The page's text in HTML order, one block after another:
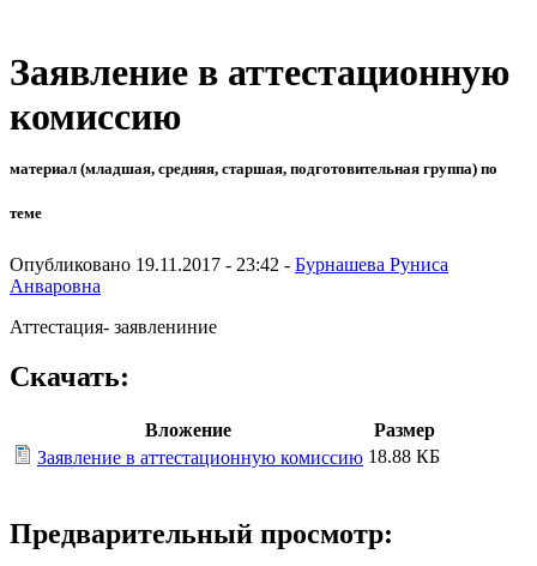
Заявление в аттестационную
комиссию
материал (младшая, средняя, старшая, подготовительная группа) по
теме
Опубликовано 19.11.2017 - 23:42 - Бурнашева Руниса
Анваровна
Аттестация- заявлениние
Скачать:
Вложение
Размер
Заявление в аттестационную комиссию 18.88 КБ
Предварительный просмотр: